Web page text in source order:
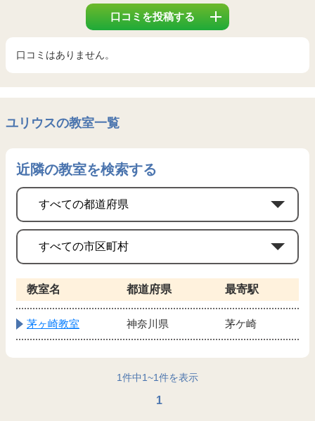
口コミを投稿する
口コミはありません。
ユリウスの教室一覧
近隣の教室を検索する
教室名 都道府県 最寄駅
茅ヶ崎教室 神奈川県 茅ケ崎
1件中1~1件を表示
1